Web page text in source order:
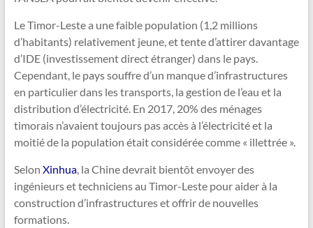
Le Timor-Leste a une faible population (1,2 millions
d’habitants) relativement jeune, et tente d’attirer davantage
d’IDE (investissement direct étranger) dans le pays.
Cependant, le pays souffre d’un manque d’infrastructures
en particulier dans les transports, la gestion de l’eau et la
distribution d’électricité. En 2017, 20% des ménages
timorais n’avaient toujours pas accès à l’électricité et la
moitié de la population était considérée comme « illettrée ».
Selon Xinhua, la Chine devrait bientôt envoyer des
ingénieurs et techniciens au Timor-Leste pour aider à la
construction d’infrastructures et offrir de nouvelles
formations.